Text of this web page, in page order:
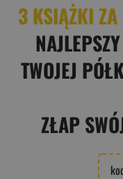
3 KSIĄŻKI
TWOJEJ
ZŁAP